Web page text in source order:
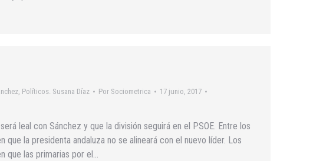
, Políticos. Susana Díaz Por Sociometrica
17 junio, 2017
leal con Sánchez y que la división seguirá en el PSOE. Entre los
la presidenta andaluza no se alineará con el nuevo líder. Los
que las primarias por el…